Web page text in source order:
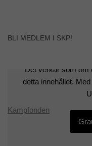
BLI MEDLEM I SKP!
Kampfonden
Det verkar som om
detta innehållet.